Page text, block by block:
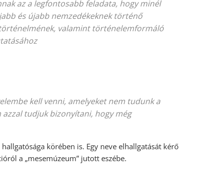
az a legfontosabb feladata, hogy minél
és újabb nemzedékeknek történő
valamint történelemformáló
kell venni, amelyeket nem tudunk a
tudjuk bizonyítani, hogy még
körében is. Egy neve elhallgatását kérő
a „mesemúzeum” jutott eszébe.